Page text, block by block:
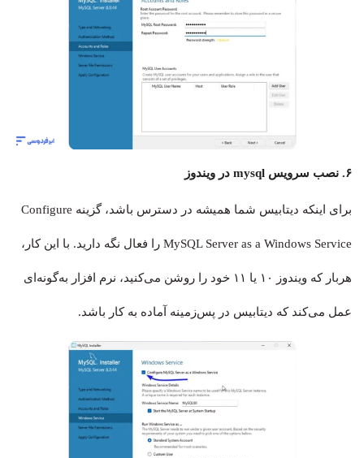
۶. نصب سرویس mysql در ویندوز
برای اینکه دیتابیس شما همیشه در دسترس باشد، گزینه Configure
MySQL Server as a Windows Service را فعال نگه دارید. با این کار،
هربار که ویندوز ۱۰ یا ۱۱ خود را روشن می‌کنید، نرم افزار به‌گونه‌ای
عمل می‌کند که دیتابیس در پس‌زمینه آماده به کار باشد.